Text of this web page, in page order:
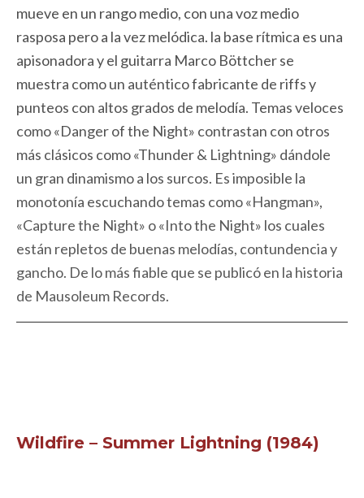
mueve en un rango medio, con una voz medio
rasposa pero a la vez melódica. la base rítmica es una
apisonadora y el guitarra Marco Böttcher se
muestra como un auténtico fabricante de riffs y
punteos con altos grados de melodía. Temas veloces
como «Danger of the Night» contrastan con otros
más clásicos como «Thunder & Lightning» dándole
un gran dinamismo a los surcos. Es imposible la
monotonía escuchando temas como «Hangman»,
«Capture the Night» o «Into the Night» los cuales
están repletos de buenas melodías, contundencia y
gancho. De lo más fiable que se publicó en la historia
de Mausoleum Records.
Wildfire – Summer Lightning (1984)